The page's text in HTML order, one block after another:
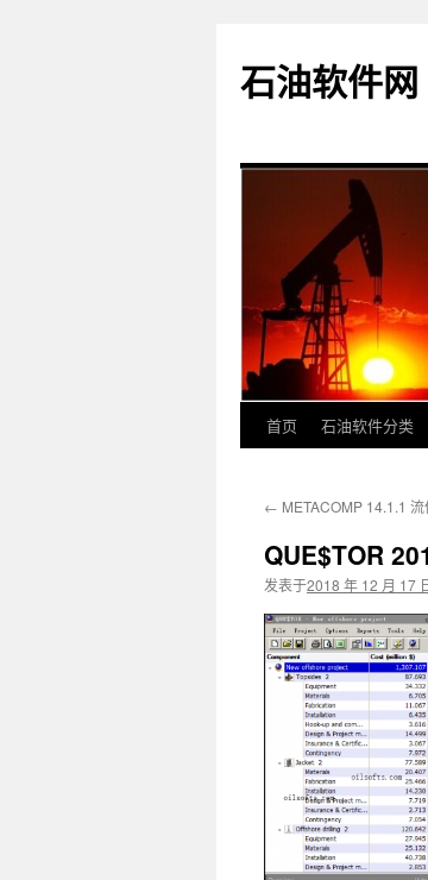
石油软件
首页 石油软件分类
← METACOMP 14.1.1
QUE$TOR
发表于2018 年 12 月 17